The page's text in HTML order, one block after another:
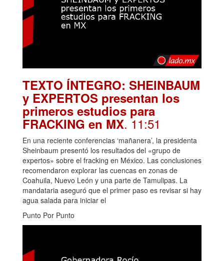
TEXTO ÍNTEGRO: SHEINBAUM
y EXPERTOS presentan los
primeros estudios para
FRACKING en MX. 11:51
En una reciente conferencias ‘mañanera’, la presidenta
Sheinbaum presentó los resultados del «grupo de
expertos» sobre el fracking en México. Las conclusiones
recomendaron explorar las cuencas en zonas de
Coahuila, Nuevo León y una parte de Tamulipas. La
mandataria aseguró que el primer paso es revisar si hay
agua salada para iniciar el
Punto Por Punto